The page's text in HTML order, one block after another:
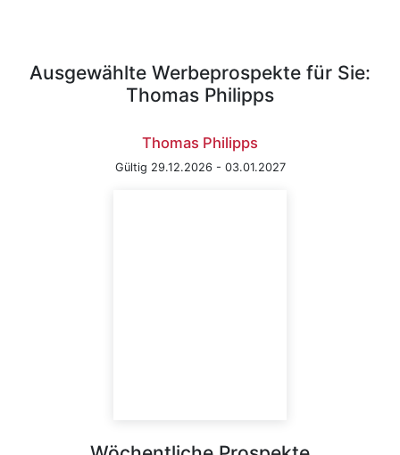
Ausgewählte Werbeprospekte für Sie:
Thomas Philipps
Thomas Philipps
Gültig 29.12.2026 - 03.01.2027